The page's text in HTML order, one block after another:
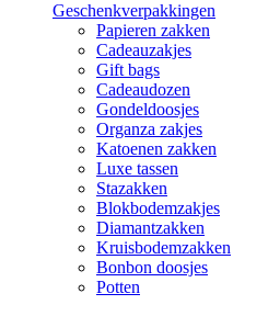
Geschenkverpakkingen
Papieren zakken
Cadeauzakjes
Gift bags
Cadeaudozen
Gondeldoosjes
Organza zakjes
Katoenen zakken
Luxe tassen
Stazakken
Blokbodemzakjes
Diamantzakken
Kruisbodemzakken
Bonbon doosjes
Potten